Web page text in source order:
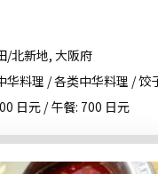
/北新地, 大阪府
华料理 / 各类中华料理 / 饺
日元 / 午餐: 700 日元